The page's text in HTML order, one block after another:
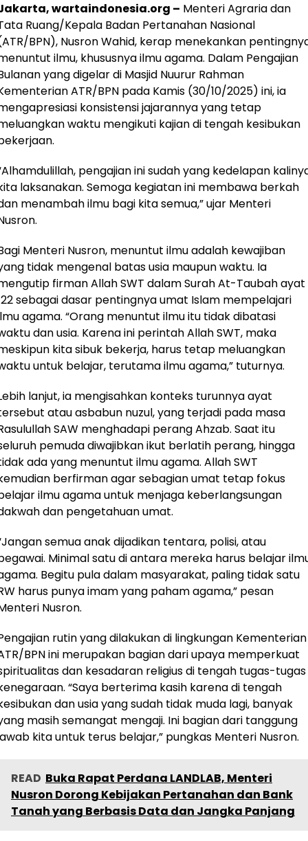
wartaindonesia.org – Menteri Agraria dan
Ruang/Kepala Badan Pertanahan Nasional
BPN), Nusron Wahid, kerap menekankan
ilmu, khususnya ilmu agama. Dalam Pengajian
yang digelar di Masjid Nuurur Rahman
ATR/BPN pada Kamis (30/10/2025) ini, ia
konsistensi jajarannya yang tetap
waktu mengikuti kajian di tengah kesibukan
pengajian ini sudah yang kedelapan
laksanakan. Semoga kegiatan ini membawa berkah
menambah ilmu bagi kita semua,” ujar Menteri
Menteri Nusron, menuntut ilmu adalah kewajiban
tidak mengenal batas usia maupun waktu. Ia
firman Allah SWT dalam Surah At-Taubah ayat
sebagai dasar pentingnya umat Islam mempelajari
agama. “Orang menuntut ilmu itu tidak dibatasi
dan usia. Karena ini perintah Allah SWT, maka
kita sibuk bekerja, harus tetap meluangkan
untuk belajar, terutama ilmu agama,” tuturnya.
lanjut, ia mengisahkan konteks turunnya ayat
atau asbabun nuzul, yang terjadi pada masa
SAW menghadapi perang Ahzab. Saat itu
pemuda diwajibkan ikut berlatih perang, hingga
ada yang menuntut ilmu agama. Allah SWT
berfirman agar sebagian umat tetap fokus
ilmu agama untuk menjaga keberlangsungan
dan pengetahuan umat.
semua anak dijadikan tentara, polisi, atau
Minimal satu di antara mereka harus belajar
Begitu pula dalam masyarakat, paling tidak satu
harus punya imam yang paham agama,” pesan
Nusron.
rutin yang dilakukan di lingkungan Kementerian
BPN ini merupakan bagian dari upaya memperkuat
dan kesadaran religius di tengah tugas-tugas
“Saya berterima kasih karena di tengah
dan usia yang sudah tidak muda lagi, banyak
masih semangat mengaji. Ini bagian dari tanggung
kita untuk terus belajar,” pungkas Menteri Nusron.
READ Buka Rapat Perdana LANDLAB, Menteri
Nusron Dorong Kebijakan Pertanahan dan Bank
Tanah yang Berbasis Data dan Jangka Panjang